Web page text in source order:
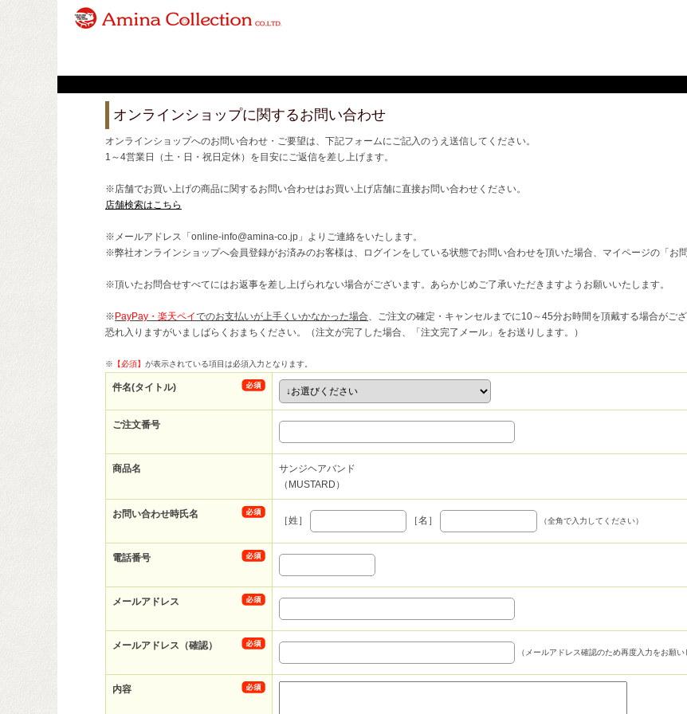
オンラインショップに関するお問い合わせ
オンラインショップへのお問い合わせ・ご要望は、下記フォームにご記入のうえ送信してください。
1～4営業日（土・日・祝日定休）を目安にご返信を差し上げます。
※店舗でお買い上げの商品に関するお問い合わせはお買い上げ店舗に直接お問い合わせください。
店舗検索はこちら
※メールアドレス「online-info@amina-co.jp」よりご連絡をいたします。
※弊社オンラインショップへ会員登録がお済みのお客様は、ログインをしている状態でお問い合わせを頂いた場合、マイページの「お
※頂いたお問合せすべてにはお返事を差し上げられない場合がございます。あらかじめご了承いただきますようお願いいたします。
※ PayPay・楽天ペイでのお支払いが上手くいかなかった場合、ご注文の確定・キャンセルまでに10～45分お時間を頂戴する場合がござ
恐れ入りますがいましばらくおまちください。（注文が完了した場合、「注文完了メール」をお送りします。）
※ 【必須】 が表示されている項目は必須入力となります。
件名(タイトル)
ご注文番号
商品名
サンジヘアバンド
（MUSTARD）
お問い合わせ時氏名
［姓］ ［名］ （全角で入力してください）
電話番号
メールアドレス
メールアドレス（確認）
（メールアドレス確認のため再度入力をお願い
内容